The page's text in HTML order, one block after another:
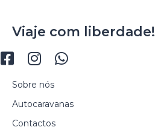
Viaje com liberdade!
Sobre nós
Autocaravanas
Contactos